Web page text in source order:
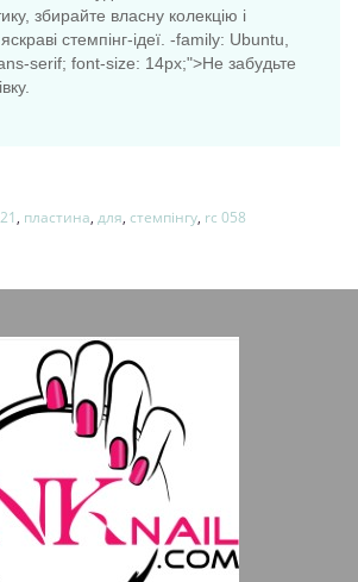
збирайте власну колекцію і
стемпінг-ідеї. -family: Ubuntu,
serif; font-size: 14px;">Не забудьте
, пластина, для, стемпінгу, rc 058